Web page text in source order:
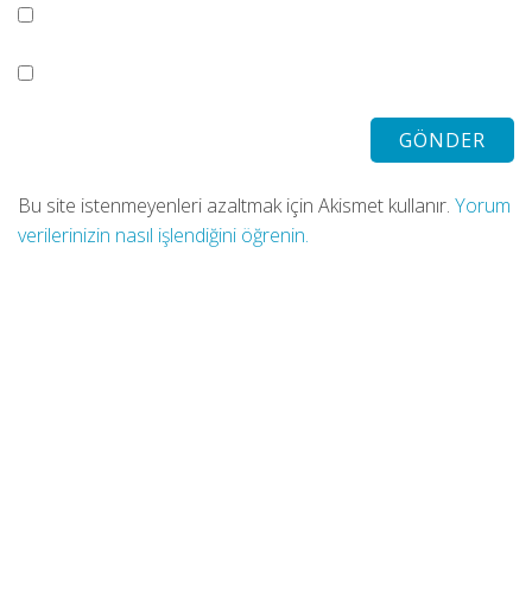
Bu site istenmeyenleri azaltmak için Akismet kullanır. Yorum
verilerinizin nasıl işlendiğini öğrenin.